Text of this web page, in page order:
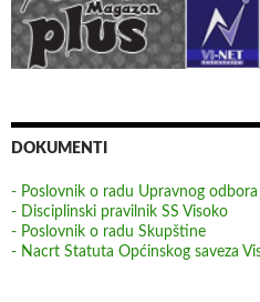
DOKUMENTI
- Poslovnik o radu Upravnog odbora
- Disciplinski pravilnik SS Visoko
- Poslovnik o radu Skupštine
- Nacrt Statuta Općinskog saveza